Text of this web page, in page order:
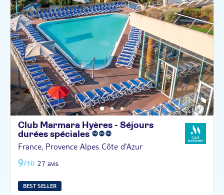
Club Marmara Hyères - Séjours
durées spéciales
France, Provence Alpes Côte d'Azur
9/10 27 avis
BEST SELLER